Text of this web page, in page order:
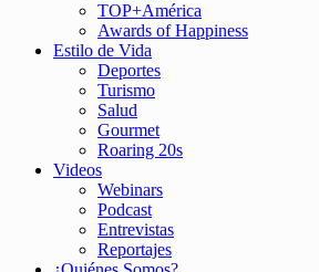
TOP+América
Awards of Happiness
Estilo de Vida
Deportes
Turismo
Salud
Gourmet
Roaring 20s
Videos
Webinars
Podcast
Entrevistas
Reportajes